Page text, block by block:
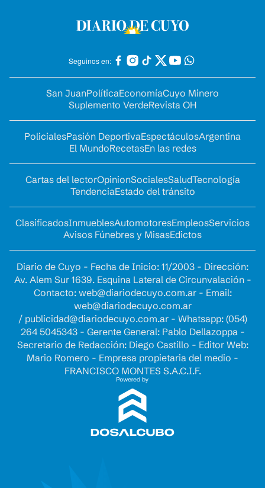
Seguinos en:
San JuanPolíticaEconomíaCuyo Minero
Suplemento VerdeRevista OH
PolicialesPasión DeportivaEspectáculosArgentina
El MundoRecetasEn las redes
Cartas del lectorOpinionSocialesSaludTecnología
TendenciaEstado del tránsito
ClasificadosInmueblesAutomotoresEmpleosServicios
Avisos Fúnebres y MisasEdictos
Diario de Cuyo - Fecha de Inicio: 11/2003 - Dirección:
Av. Alem Sur 1639. Esquina Lateral de Circunvalación -
Contacto: web@diariodecuyo.com.ar- Email:
web@diariodecuyo.com.ar
/ publicidad@diariodecuyo.com.ar- Whatsapp: (054)
264 5045343 - Gerente General: Pablo Dellazoppa -
Secretario de Redacción: Diego Castillo - Editor Web:
Mario Romero - Empresa propietaria del medio -
FRANCISCO MONTES S.A.C.I.F.